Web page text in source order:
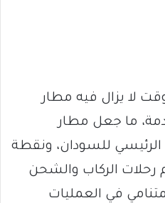
لا يزال فيه مطار
ما جعل مطار
الرئيسي للسودان، ونقطة
رحلات الركاب والشحن
في العمليات